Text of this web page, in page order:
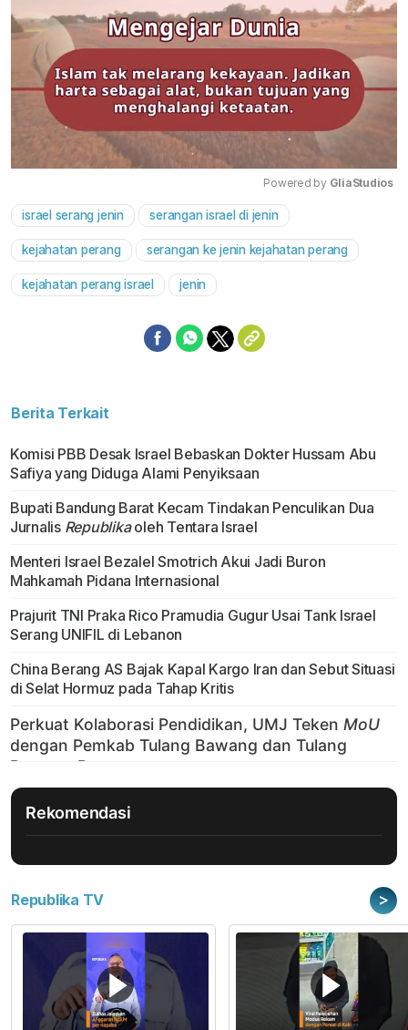
Powered by GliaStudios
israel serang jenin serangan israel di jenin
kejahatan perang serangan ke jenin kejahatan perang
kejahatan perang israel jenin
Berita Terkait
Komisi PBB Desak Israel Bebaskan Dokter Hussam Abu
Safiya yang Diduga Alami Penyiksaan
Bupati Bandung Barat Kecam Tindakan Penculikan Dua
Jurnalis Republikaoleh Tentara Israel
Menteri Israel Bezalel Smotrich Akui Jadi Buron
Mahkamah Pidana Internasional
Prajurit TNI Praka Rico Pramudia Gugur Usai Tank Israel
Serang UNIFIL di Lebanon
China Berang AS Bajak Kapal Kargo Iran dan Sebut Situasi
di Selat Hormuz pada Tahap Kritis
Rekomendasi
Republika TV >